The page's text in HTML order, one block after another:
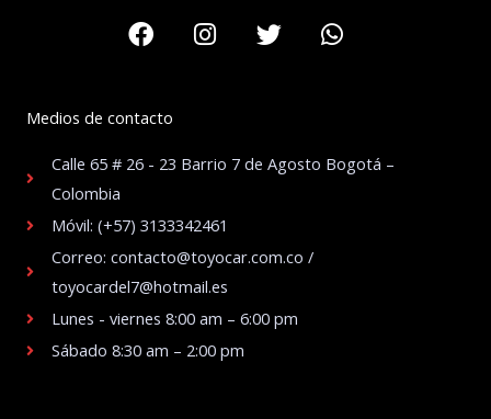
FacebookInstagram
TwitterWhatsapp
Medios de contacto
Calle 65 # 26 - 23 Barrio 7 de Agosto Bogotá –
Colombia
Móvil: (+57) 3133342461
Correo: contacto@toyocar.com.co /
toyocardel7@hotmail.es
Lunes - viernes 8:00 am – 6:00 pm
Sábado 8:30 am – 2:00 pm